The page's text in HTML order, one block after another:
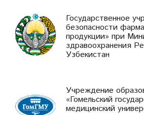
Государственное
безопасности
продукции» при
здравоохранения
Узбекистан
Учреждение
«Гомельский
медицинский